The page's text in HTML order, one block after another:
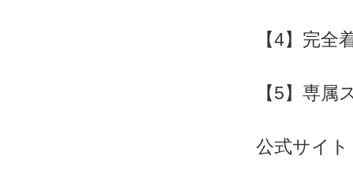
【4】完全
【5】専
公式サイト